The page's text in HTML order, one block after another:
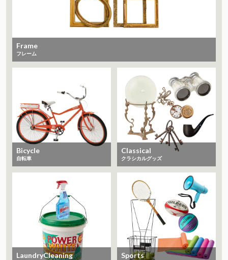
Frame
フレーム
Bicycle
自転車
Classical
クラシカルグッズ
LaundryCleaning Sports